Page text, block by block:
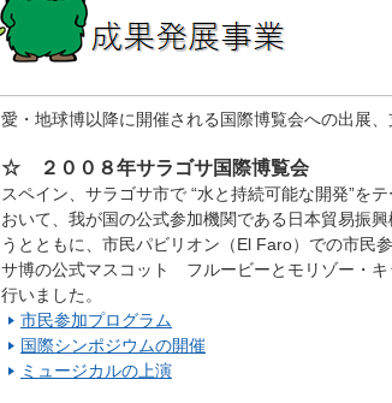
愛・地球博以降に開催される国際博覧会への出展、
☆ ２００８年サラゴサ国際博覧会
スペイン、サラゴサ市で “水と持続可能な開発”を
おいて、我が国の公式参加機関である日本貿易振
うとともに、市民パビリオン（El Faro）での市民
サ博の公式マスコット フルービーとモリゾー・
行いました。
市民参加プログラム
国際シンポジウムの開催
ミュージカルの上演